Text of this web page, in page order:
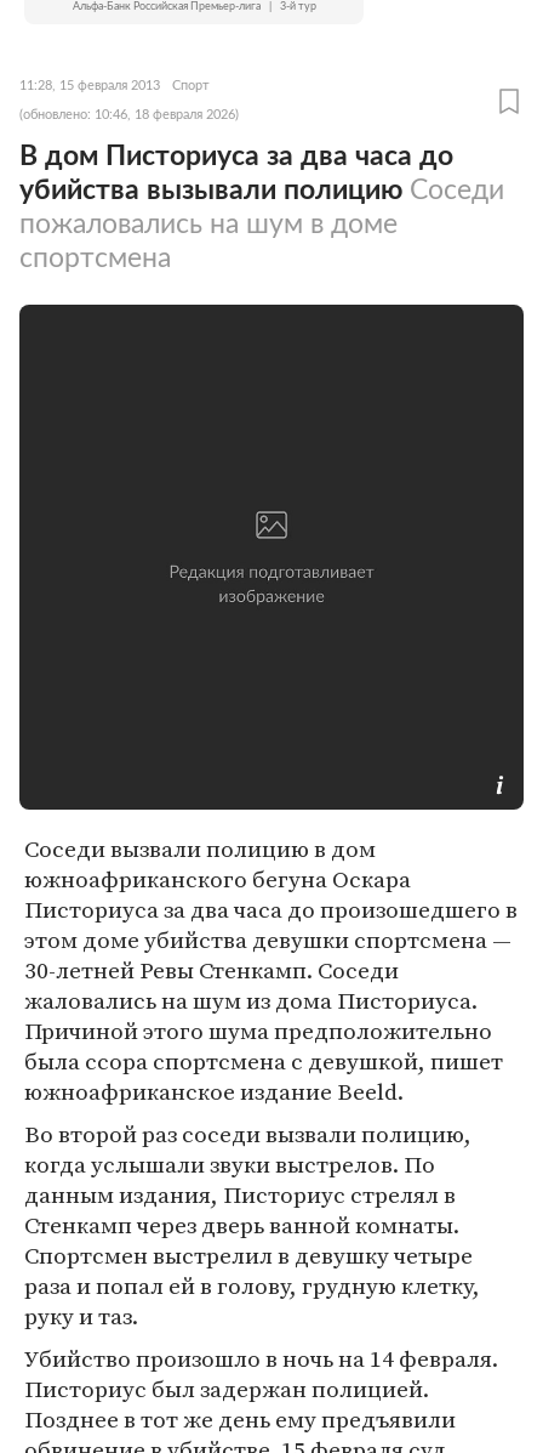
Альфа-Банк Российская Премьер-лига 3-й тур
11:28, 15 февраля 2013 Спорт
(обновлено: 10:46, 18 февраля 2026)
В дом Писториуса за два часа до
убийства вызывали полицию Соседи
пожаловались на шум в доме
спортсмена
Соседи вызвали полицию в дом
южноафриканского бегуна Оскара
Писториуса за два часа до произошедшего в
этом доме убийства девушки спортсмена —
30-летней Ревы Стенкамп. Соседи
жаловались на шум из дома Писториуса.
Причиной этого шума предположительно
была ссора спортсмена с девушкой, пишет
южноафриканское издание Beeld.
Во второй раз соседи вызвали полицию,
когда услышали звуки выстрелов. По
данным издания, Писториус стрелял в
Стенкамп через дверь ванной комнаты.
Спортсмен выстрелил в девушку четыре
раза и попал ей в голову, грудную клетку,
руку и таз.
Убийство произошло в ночь на 14 февраля.
Писториус был задержан полицией.
Позднее в тот же день ему предъявили